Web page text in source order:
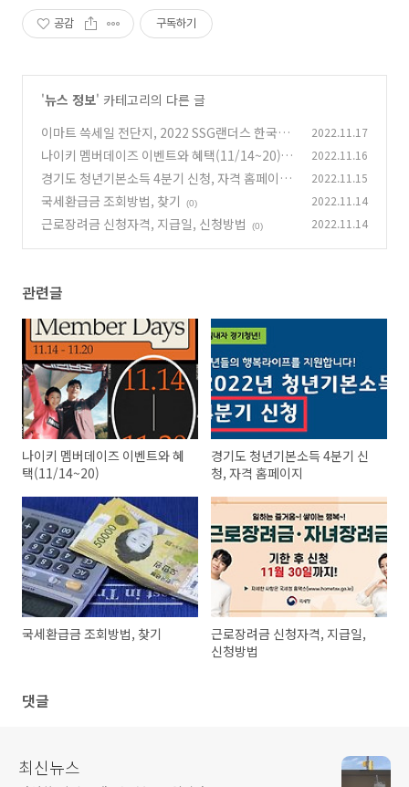
공감 구독하기
'뉴스 정보' 카테고리의 다른 글
이마트 쓱세일 전단지, 2022 SSG랜더스 한국시
리즈 우승 랜더스데이
(0)
2022.11.17
나이키 멤버데이즈 이벤트와 혜택(11/14~20)
(0)
2022.11.16
경기도 청년기본소득 4분기 신청, 자격 홈페이지
(0)
2022.11.15
국세환급금 조회방법, 찾기 (0) 2022.11.14
근로장려금 신청자격, 지급일, 신청방법 (0) 2022.11.14
관련글
나이키 멤버데이즈 이벤트와 혜
택(11/14~20)
경기도 청년기본소득 4분기 신
청, 자격 홈페이지
국세환급금 조회방법, 찾기
근로장려금 신청자격, 지급일,
신청방법
댓글
최신뉴스